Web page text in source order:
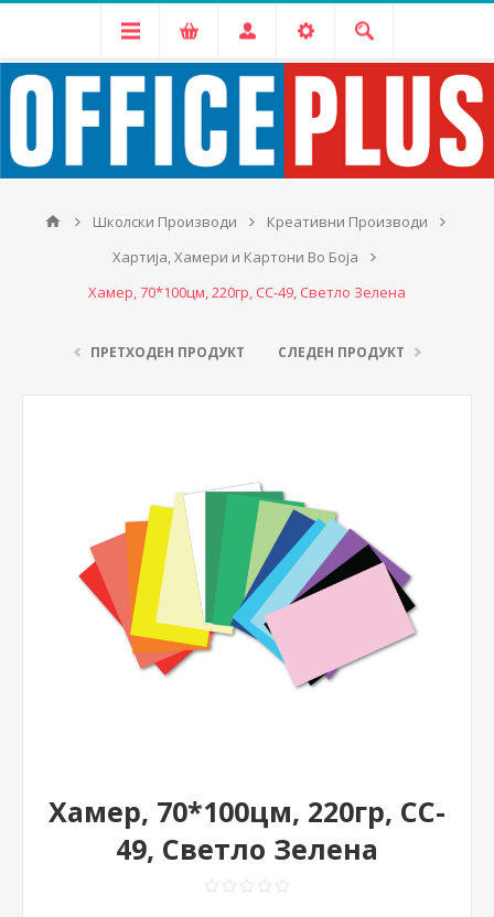
Школски Производи
Креативни Производи
Хартија, Хамери и Картони Во Боја
Хамер, 70*100цм, 220гр, CC-49, Светло Зелена
ПРЕТХОДЕН ПРОДУКТ СЛЕДЕН ПРОДУКТ
Хамер, 70*100цм, 220гр, CC-
49, Светло Зелена